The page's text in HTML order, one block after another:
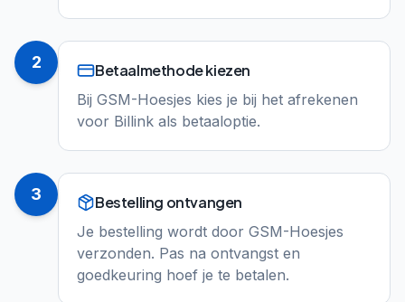
2 Betaalmethode kiezen
Bij GSM-Hoesjes kies je bij het afrekenen
voor Billink als betaaloptie.
3 Bestelling ontvangen
Je bestelling wordt door GSM-Hoesjes
verzonden. Pas na ontvangst en
goedkeuring hoef je te betalen.